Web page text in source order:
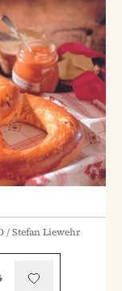
/ Stefan Liewehr